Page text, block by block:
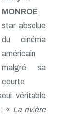
MONROE,
star absolue
du cinéma
américain
malgré sa
courte
véritable
« La rivière